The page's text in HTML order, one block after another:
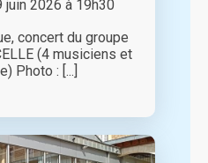
2026 à 19h30
concert du groupe
(4 musiciens et
Photo : [...]